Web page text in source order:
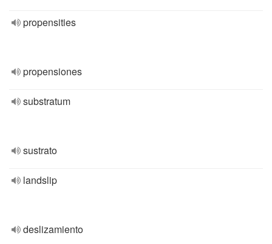
propensities
propensiones
substratum
sustrato
landslip
deslizamiento